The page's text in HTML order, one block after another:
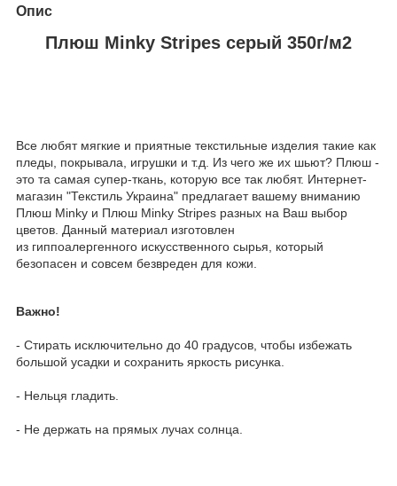
Опис
Плюш Minky Stripes серый 350г/м2
Все любят мягкие и приятные текстильные изделия такие как
пледы, покрывала, игрушки и т.д. Из чего же их шьют? Плюш -
это та самая супер-ткань, которую все так любят. Интернет-
магазин "Текстиль Украина" предлагает вашему вниманию
Плюш Minky и Плюш Minky Stripes разных на Ваш выбор
цветов. Данный материал изготовлен
из гиппоалергенного искусственного сырья, который
безопасен и совсем безвреден для кожи.
Важно!
- Стирать исключительно до 40 градусов, чтобы избежать
большой усадки и сохранить яркость рисунка.
- Нельця гладить.
- Не держать на прямых лучах солнца.